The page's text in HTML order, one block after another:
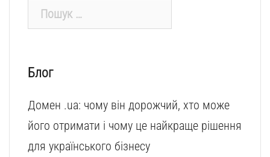
Пошук:
Блог
Домен .ua: чому він дорожчий, хто може
його отримати і чому це найкраще рішення
для українського бізнесу